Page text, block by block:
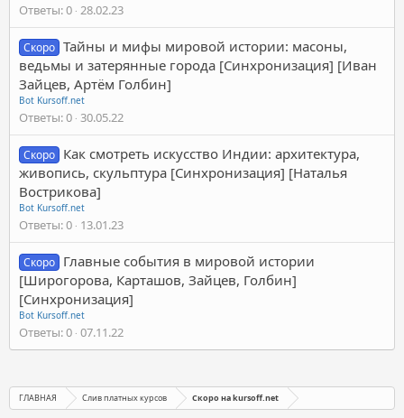
Ответы 0 28.02.23
Скоро Тайны и мифы мировой истории: масоны,
ведьмы и затерянные города [Синхронизация] [Иван
Зайцев, Артём Голбин]
Bot Kursoff.net
Ответы 0 30.05.22
Скоро Как смотреть искусство Индии: архитектура,
живопись, скульптура [Синхронизация] [Наталья
Вострикова]
Bot Kursoff.net
Ответы 0 13.01.23
Скоро Главные события в мировой истории
[Широгорова, Карташов, Зайцев, Голбин]
[Синхронизация]
Bot Kursoff.net
Ответы 0 07.11.22
ГЛАВНАЯ Слив платных курсов Скоро на kursoff.net